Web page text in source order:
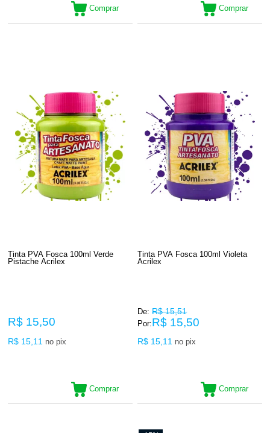
Comprar Comprar
Tinta PVA Fosca 100ml Verde
Pistache Acrilex
R$ 15,50
R$ 15,11 no pix
Comprar
Tinta PVA Fosca 100ml Violeta
Acrilex
De: R$ 15,51
Por:R$ 15,50
R$ 15,11 no pix
Comprar